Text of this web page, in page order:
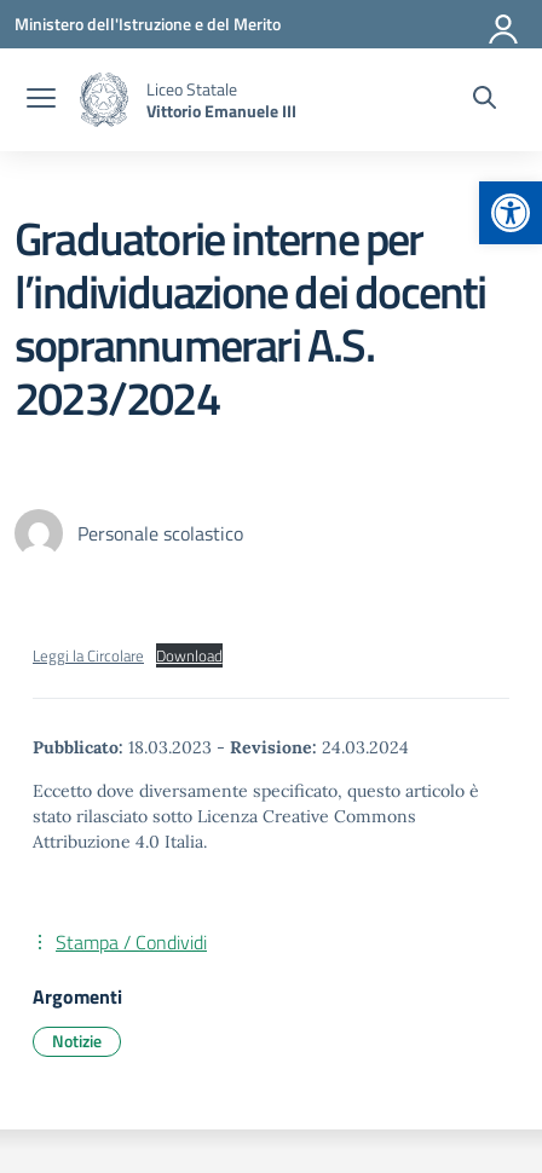
Vai ai contenuti
Vai al menu di navigazione
Vai al footer
Ministero dell'Istruzione e del Merito
Liceo Statale
Vittorio Emanuele III
Graduatorie interne per
l’individuazione dei docenti
soprannumerari A.S.
2023/2024
Personale scolastico
Leggi la Circolare Download
Pubblicato: 18.03.2023 - Revisione: 24.03.2024
Eccetto dove diversamente specificato, questo articolo è
stato rilasciato sotto Licenza Creative Commons
Attribuzione 4.0 Italia.
Stampa / Condividi
Argomenti
Notizie